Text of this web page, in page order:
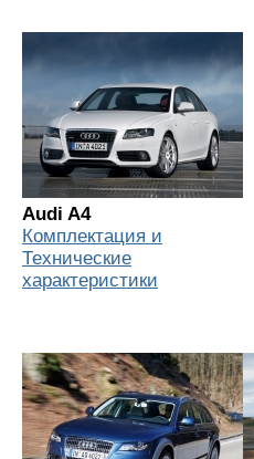
Audi A4
Комплектация и
Технические
характеристики